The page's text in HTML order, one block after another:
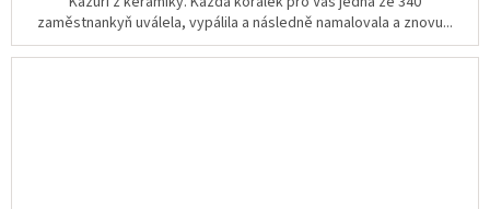
zaměstnankyň uválela, vypálila a následně namalovala a znovu...